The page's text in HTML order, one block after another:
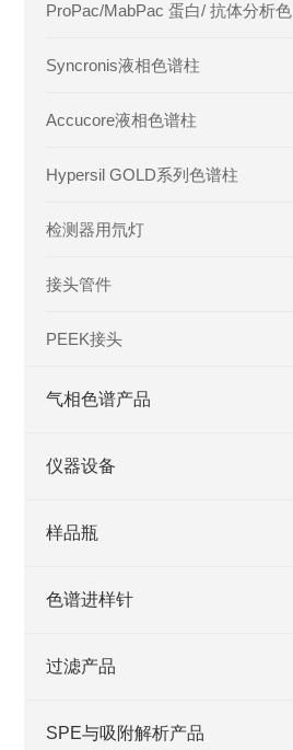
Syncronis液相色谱柱
Accucore液相色谱柱
Hypersil GOLD系列色谱柱
检测器用氘灯
接头管件
PEEK接头
气相色谱产品
仪器设备
样品瓶
色谱进样针
过滤产品
SPE与吸附解析产品